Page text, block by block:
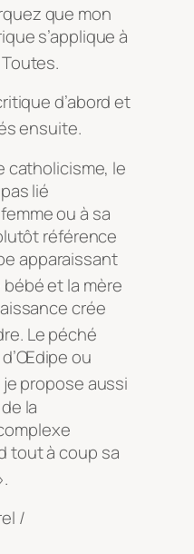
que mon
s’applique à
Toutes.
d’abord et
ensuite.
catholicisme, le
lié
ou à sa
référence
apparaissant
bébé et la mère
crée
. Le péché
ou
je propose aussi
la
tout à coup sa
.
/